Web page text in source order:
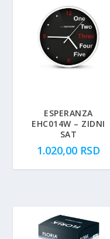
ESPERANZA
EHC014W – ZIDNI
SAT
1.020,00 RSD